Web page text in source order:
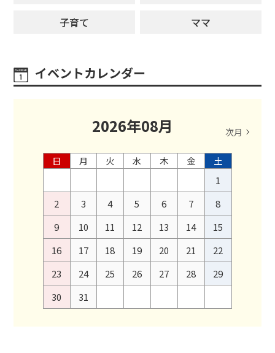
子育て
ママ
イベントカレンダー
2026年08月 次月
日 月 火 水 木 金
土
1
2
3 4 5 6 7
8
9
10 11 12 13 14
15
16
17 18 19 20 21
22
23
24 25 26 27 28
29
30
31